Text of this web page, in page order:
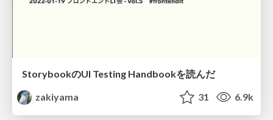
StorybookのUI Testing Handbookを読んだ
zakiyama
31 6.9k